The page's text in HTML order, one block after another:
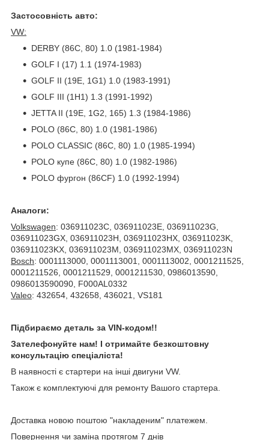
Застосовність авто:
VW:
DERBY (86C, 80) 1.0 (1981-1984)
GOLF I (17) 1.1 (1974-1983)
GOLF II (19E, 1G1) 1.0 (1983-1991)
GOLF III (1H1) 1.3 (1991-1992)
JETTA II (19E, 1G2, 165) 1.3 (1984-1986)
POLO (86C, 80) 1.0 (1981-1986)
POLO CLASSIC (86C, 80) 1.0 (1985-1994)
POLO купе (86C, 80) 1.0 (1982-1986)
POLO фургон (86CF) 1.0 (1992-1994)
Аналоги:
Volkswagen: 036911023C, 036911023E, 036911023G,
036911023GX, 036911023H, 036911023HX, 036911023K,
036911023KX, 036911023M, 036911023MX, 036911023N
Bosch: 0001113000, 0001113001, 0001113002, 0001211525,
0001211526, 0001211529, 0001211530, 0986013590,
0986013590090, F000AL0332
Valeo: 432654, 432658, 436021, VS181
Підбираємо деталь за VIN-кодом!!
Зателефонуйте нам! І отримайте безкоштовну
консультацію спеціаліста!
В наявності є стартери на інші двигуни VW.
Також є комплектуючі для ремонту Вашого стартера.
Доставка новою поштою "накладеним" платежем.
Повернення чи заміна протягом 7 днів